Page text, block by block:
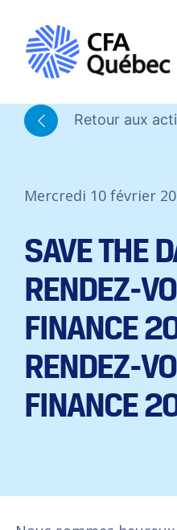
Retour aux
Mercredi 10 février
SAVE THE
RENDEZ-
FINANCE
RENDEZ-
FINANCE